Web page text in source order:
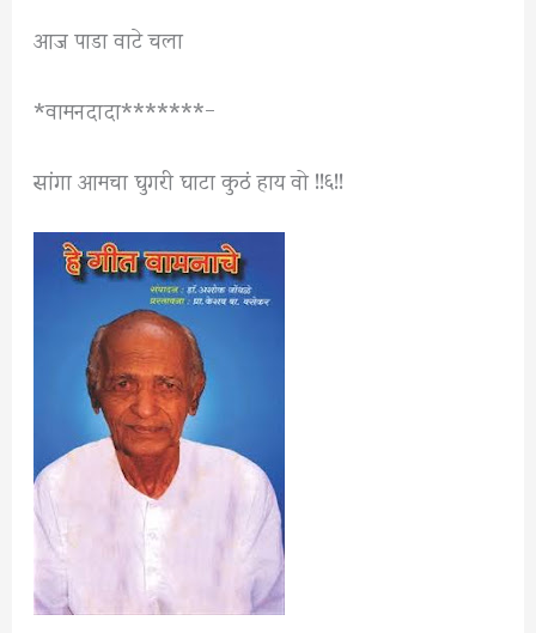
आज पाडा वाटे चला
*वामनदादा*******-
सांगा आमचा घुगरी घाटा कुठं हाय वो !!६!!